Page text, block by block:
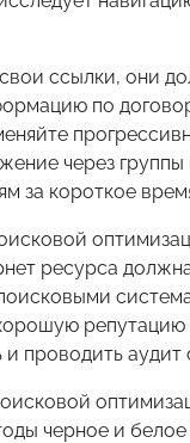
ссылки, они
по
через
за короткое
ресурса
проводить аудит
черное и белое